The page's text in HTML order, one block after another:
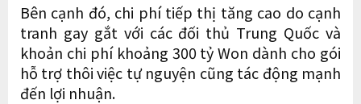
Bên cạnh đó, chi phí tiếp thị tăng cao do cạnh
tranh gay gắt với các đối thủ Trung Quốc và
khoản chi phí khoảng 300 tỷ Won dành cho gói
hỗ trợ thôi việc tự nguyện cũng tác động mạnh
đến lợi nhuận.